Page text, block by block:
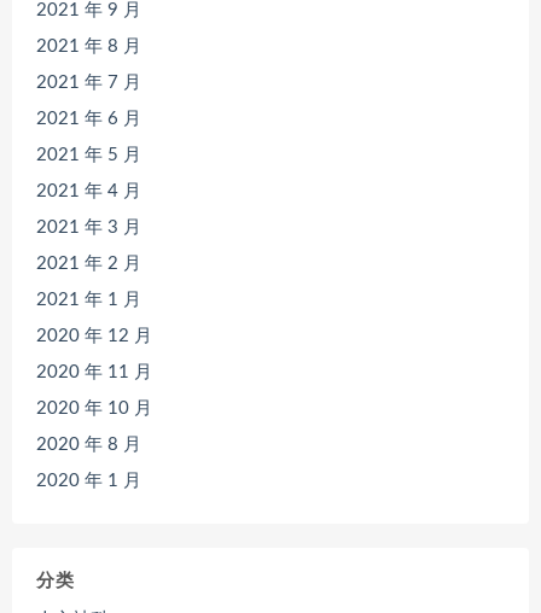
2021 年 9 月
2021 年 8 月
2021 年 7 月
2021 年 6 月
2021 年 5 月
2021 年 4 月
2021 年 3 月
2021 年 2 月
2021 年 1 月
2020 年 12 月
2020 年 11 月
2020 年 10 月
2020 年 8 月
2020 年 1 月
分类